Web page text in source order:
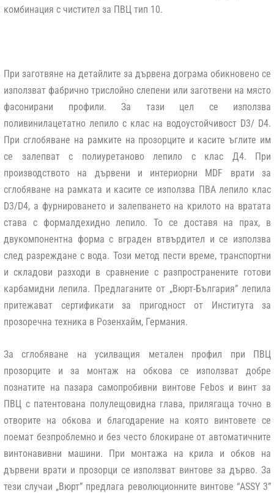
комбинация с чистител за ПВЦ тип 10.
При заготвяне на детайлите за дървена дограма обикновено се
използват фабрично трислойно слепени или заготвени на място
фасонирани профили. За тази цел се използва
поливинилацетатно лепило с клас на водоустойчивост D3/ D4.
При сглобяване на рамките на прозорците и касите ъглите им
се залепват с полиуретаново лепило с клас Д4. При
производството на дървени и интериорни MDF врати за
сглобяване на рамката и касите се използва ПВА лепило клас
D3/D4, а фурнироването и залепването на крилото на вратата
става с формалдехидно лепило. То се доставя на прах, в
двукомпонентна форма с вграден втвърдител и се използва
след разреждане с вода. Този метод пести време, транспортни
и складови разходи в сравнение с разпространените готови
карбамидни лепила. Предлаганите от „Вюрт-България” лепила
притежават сертификати за пригодност от Института за
прозоречна техника в Розенхайм, Германия.
За сглобяване на усилващия метален профил при ПВЦ
прозорците и за монтаж на обкова се използват добре
познатите на пазара самопробивни винтове Febos и винт за
ПВЦ с патентована полулещовидна глава, прилягаща точно в
отворите на обкова и благодарение на която винтовете се
поемат безпроблемно и без често блокиране от автоматичните
винтонавивни машини. При монтажа на крила и обков на
дървени врати и прозорци се използват винтове за дърво. За
тези случаи „Вюрт” предлага революционните винтове “ASSY 3”